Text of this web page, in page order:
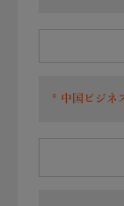
中国ビジネ